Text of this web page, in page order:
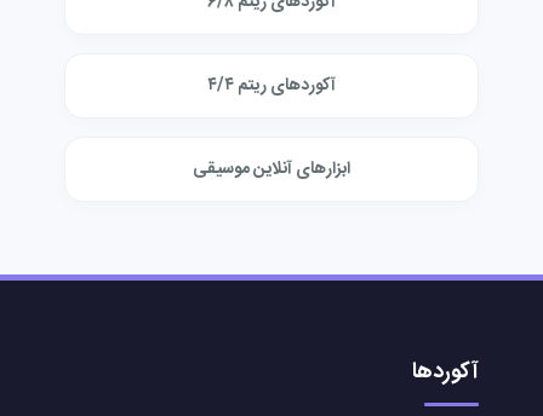
آکوردهای ریتم ۴/۴
ابزارهای آنلاین موسیقی
آکوردها